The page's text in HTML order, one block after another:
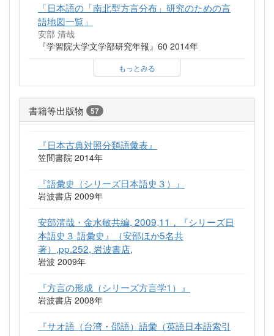
「日本語の「南北型方言分布」研究のための言
語地図一覧」
安部 清哉
『学習院大学文学部研究年報』60 2014年
もっとみる
書籍等出版物 57
『日本古典対照分類語彙表』
笠間書院 2014年
『語彙史（シリーズ日本語史３）』
岩波書店 2009年
安部清哉・金水敏共編, 2009,11，『シリーズ日
本語史３ 語彙史』（安部ほか5名共
著）,pp.252, 岩波書店,
岩波 2009年
『方言の形成（シリーズ方言学1）』
岩波書店 2008年
『サオ語（台湾・邵語）語彙（英語日本語索引